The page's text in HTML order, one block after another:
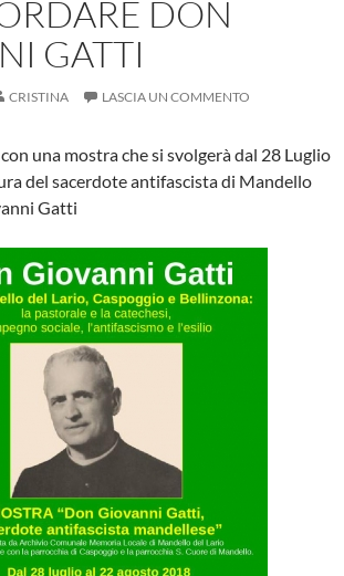
DON
GATTI
CRISTINA LASCIA UN COMMENTO
una mostra che si svolgerà dal 28 Luglio
del sacerdote antifascista di Mandello
Gatti